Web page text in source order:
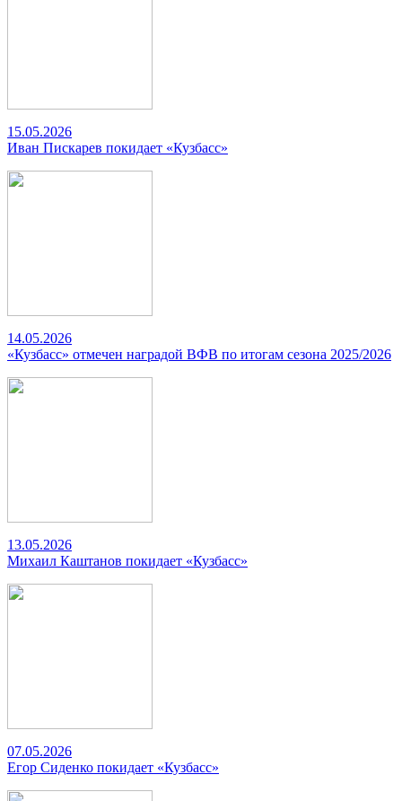
15.05.2026
Иван Пискарев покидает «Кузбасс»
14.05.2026
«Кузбасс» отмечен наградой ВФВ по итогам сезона 2025/2026
13.05.2026
Михаил Каштанов покидает «Кузбасс»
07.05.2026
Егор Сиденко покидает «Кузбасс»